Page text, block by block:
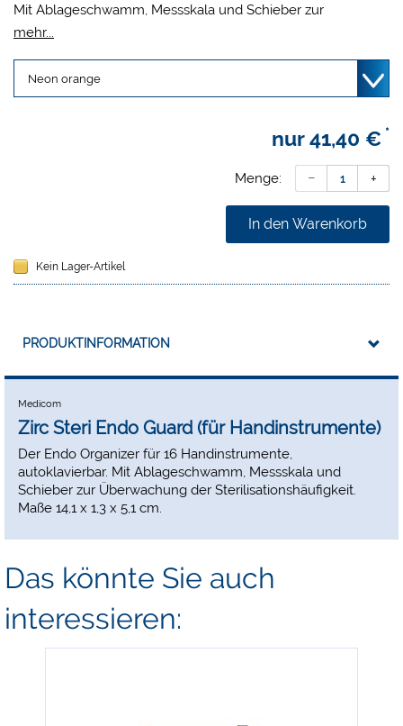
Mit Ablageschwamm, Messskala und Schieber zur
Überwachung der Sterilisationshäufigkeit.
mehr...
nur41,40 € *
Menge:
In den Warenkorb
Kein Lager-Artikel
PRODUKTINFORMATION
Medicom
Zirc Steri Endo Guard (für Handinstrumente)
Der Endo Organizer für 16 Handinstrumente,
autoklavierbar. Mit Ablageschwamm, Messskala und
Schieber zur Überwachung der Sterilisationshäufigkeit.
Maße 14,1 x 1,3 x 5,1 cm.
Das könnte Sie auch
interessieren: